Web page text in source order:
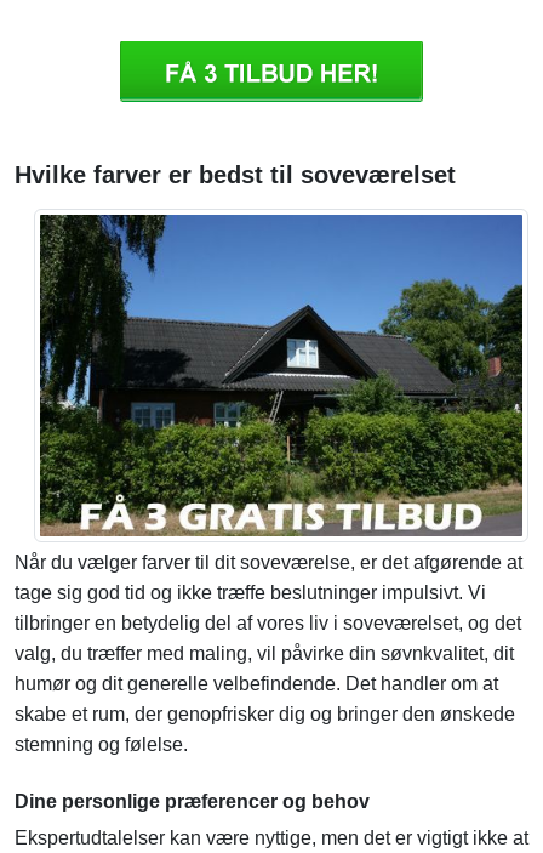
Hvilke farver er bedst til soveværelset
Når du vælger farver til dit soveværelse, er det afgørende at
tage sig god tid og ikke træffe beslutninger impulsivt. Vi
tilbringer en betydelig del af vores liv i soveværelset, og det
valg, du træffer med maling, vil påvirke din søvnkvalitet, dit
humør og dit generelle velbefindende. Det handler om at
skabe et rum, der genopfrisker dig og bringer den ønskede
stemning og følelse.
Dine personlige præferencer og behov
Ekspertudtalelser kan være nyttige, men det er vigtigt ikke at